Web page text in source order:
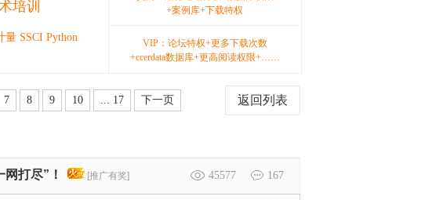
培训
量 SSCI Python
+案例库+下载特权
VIP：论坛特权+更多下载次数
+ccerdata数据库+更高阅读权限+……
返回列表
7 8 9 10 ... 17 下一页
45577 167
打尽”！ [推广有奖]